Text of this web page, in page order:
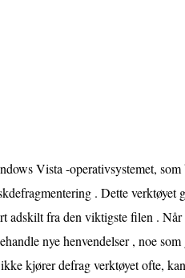
Vista -operativsystemet,
. Dette verktøyet
adskilt fra den viktigste filen . Når
nye henvendelser , noe
kjører defrag verktøyet ofte,